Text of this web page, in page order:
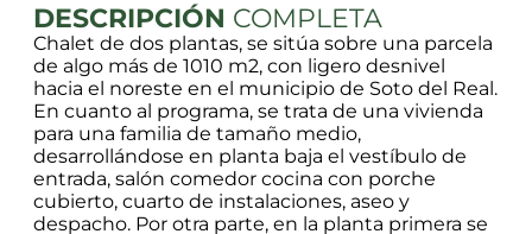
DESCRIPCIÓN COMPLETA
Chalet de dos plantas, se sitúa sobre una parcela
de algo más de 1010 m2, con ligero desnivel
hacia el noreste en el municipio de Soto del Real.
En cuanto al programa, se trata de una vivienda
para una familia de tamaño medio,
desarrollándose en planta baja el vestíbulo de
entrada, salón comedor cocina con porche
cubierto, cuarto de instalaciones, aseo y
despacho. Por otra parte, en la planta primera se